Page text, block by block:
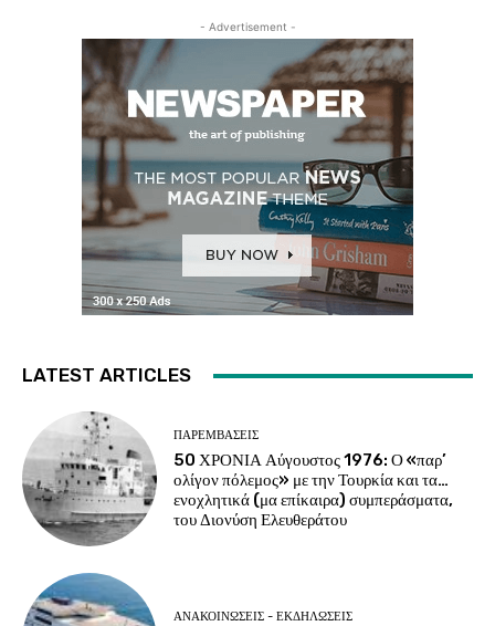
- Advertisement -
LATEST ARTICLES
ΠΑΡΕΜΒΑΣΕΙΣ
50 ΧΡΟΝΙΑ Αύγουστος 1976: Ο «παρ’
ολίγον πόλεμος» με την Τουρκία και τα…
ενοχλητικά (μα επίκαιρα) συμπεράσματα,
του Διονύση Ελευθεράτου
ΑΝΑΚΟΙΝΩΣΕΙΣ - ΕΚΔΗΛΩΣΕΙΣ